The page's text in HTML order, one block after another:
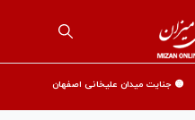
🟡 جنایت میدان علیخانی اصفهان